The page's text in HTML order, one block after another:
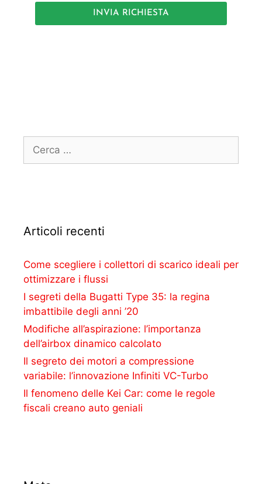
INVIA RICHIESTA
Articoli recenti
Come scegliere i collettori di scarico ideali per
ottimizzare i flussi
I segreti della Bugatti Type 35: la regina
imbattibile degli anni ’20
Modifiche all’aspirazione: l’importanza
dell’airbox dinamico calcolato
Il segreto dei motori a compressione
variabile: l’innovazione Infiniti VC-Turbo
Il fenomeno delle Kei Car: come le regole
fiscali creano auto geniali